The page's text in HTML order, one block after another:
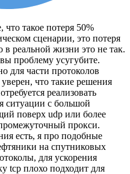
такое потеря 50%
сценарии, это потеря
в реальной жизни это не так.
проблему усугубите.
для части протоколов
что такие решения
реализовать
ситуации с большой
поверх udp или более
прокси.
есть, я про подобные
на спутниковых
для ускорения
tcp плохо подходит для